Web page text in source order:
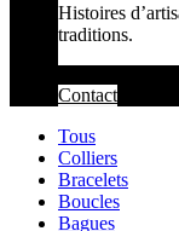
Histoires
traditions.
Contact
Tous
Colliers
Bracelets
Boucles
Bagues